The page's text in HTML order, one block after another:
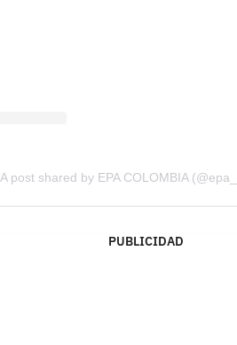
A post shared by EPA COLOMBIA
PUBLICIDAD